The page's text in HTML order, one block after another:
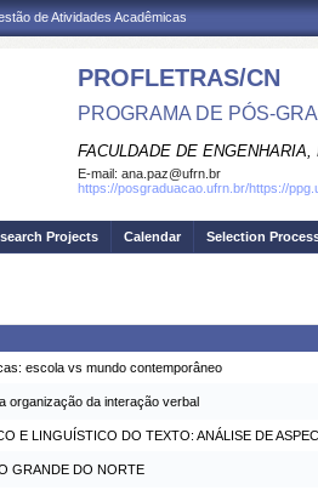
de Atividades Acadêmicas
PROFLETRAS/CN
PROGRAMA DE PÓS-
FACULDADE DE
E-mail: ana.paz@ufrn.br
https://posgraduacao.ufrn.br/https://
Projects Calendar Selection
escola vs mundo contemporâneo
organização da interação verbal
E LINGUÍSTICO DO TEXTO: ANÁLISE DE
GRANDE DO NORTE